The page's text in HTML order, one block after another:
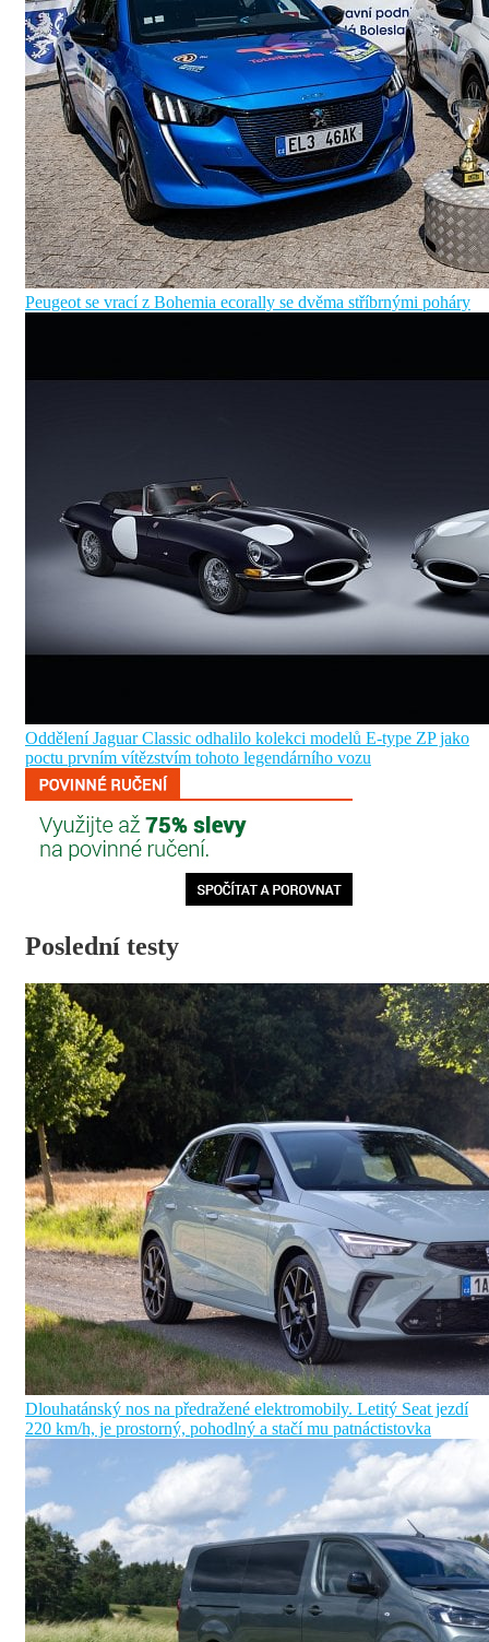
Peugeot se vrací z Bohemia ecorally se dvěma stříbrnými poháry
Oddělení Jaguar Classic odhalilo kolekci modelů E-type ZP jako
poctu prvním vítězstvím tohoto legendárního vozu
Poslední testy
Dlouhatánský nos na předražené elektromobily. Letitý Seat jezdí
220 km/h, je prostorný, pohodlný a stačí mu patnáctistovka